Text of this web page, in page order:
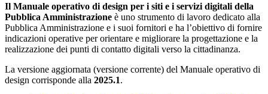
Il Manuale operativo di design per i siti e i servizi digitali della
Pubblica Amministrazione è uno strumento di lavoro dedicato alla
Pubblica Amministrazione e i suoi fornitori e ha l’obiettivo di fornire
indicazioni operative per orientare e migliorare la progettazione e la
realizzazione dei punti di contatto digitali verso la cittadinanza.
La versione aggiornata (versione corrente) del Manuale operativo di
design corrisponde alla 2025.1.